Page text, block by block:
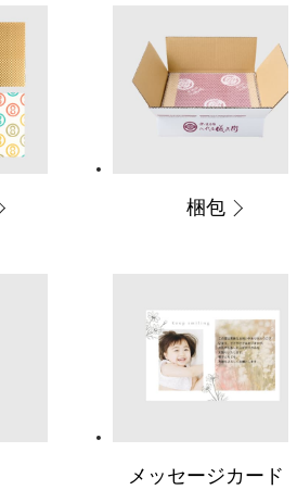
梱包
メッセージカード